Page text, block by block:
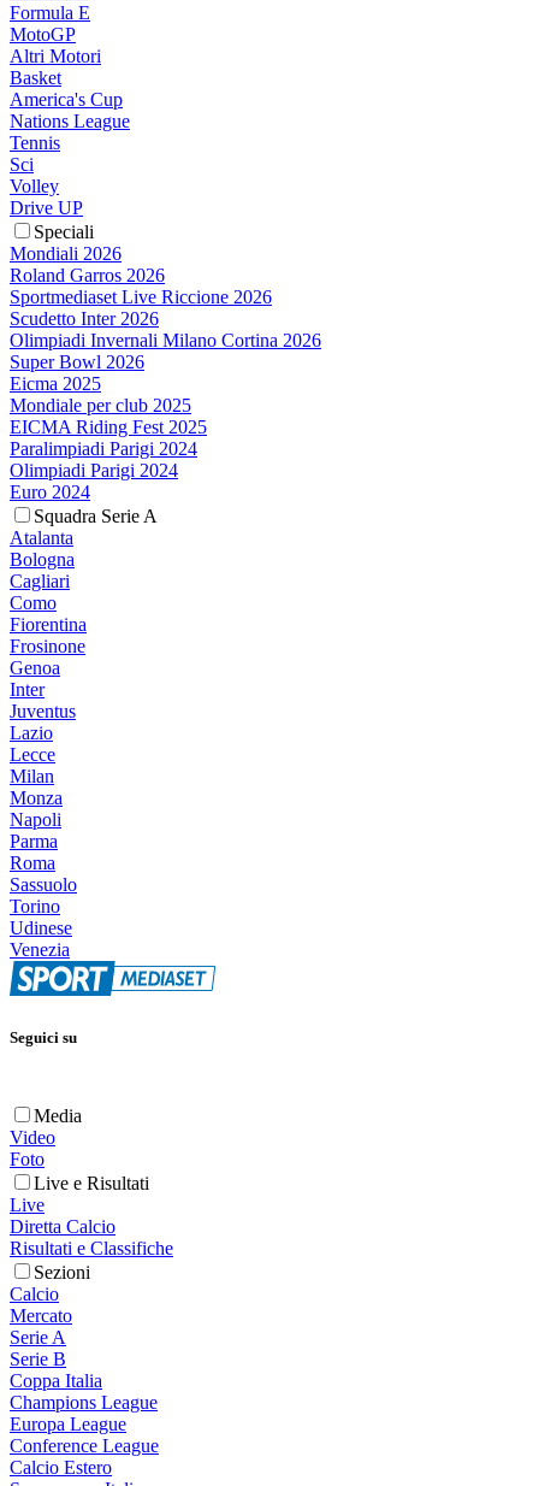
Formula E
MotoGP
Altri Motori
Basket
America's Cup
Nations League
Tennis
Sci
Volley
Drive UP
Speciali
Mondiali 2026
Roland Garros 2026
Sportmediaset Live Riccione 2026
Scudetto Inter 2026
Olimpiadi Invernali Milano Cortina 2026
Super Bowl 2026
Eicma 2025
Mondiale per club 2025
EICMA Riding Fest 2025
Paralimpiadi Parigi 2024
Olimpiadi Parigi 2024
Euro 2024
Squadra Serie A
Atalanta
Bologna
Cagliari
Como
Fiorentina
Frosinone
Genoa
Inter
Juventus
Lazio
Lecce
Milan
Monza
Napoli
Parma
Roma
Sassuolo
Torino
Udinese
Venezia
Seguici su
Media
Video
Foto
Live e Risultati
Live
Diretta Calcio
Risultati e Classifiche
Sezioni
Calcio
Mercato
Serie A
Serie B
Coppa Italia
Champions League
Europa League
Conference League
Calcio Estero